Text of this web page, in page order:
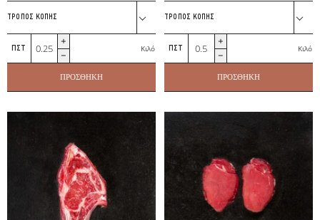
ΤΡΌΠΟΣ ΚΟΠΉΣ
Λάπα
Βόειο
Κιλό
ΠΡΟΣΘΉΚΗ
ΤΡΌΠΟΣ ΚΟΠΉΣ
Ελία
Βόειο
ποσότητα
Κιλό
ΠΡΟΣΘΉΚΗ